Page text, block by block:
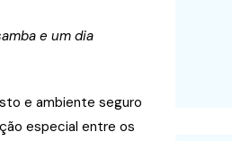
e um dia
e ambiente seguro
especial entre os